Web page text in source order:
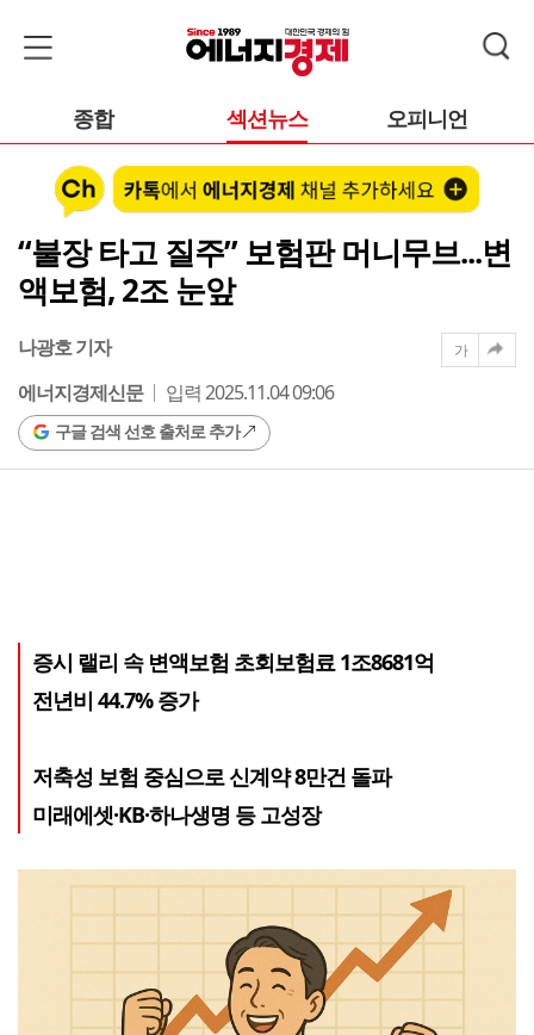
종합 섹션뉴스 오피니언
“불장 타고 질주” 보험판 머니무브...변
액보험, 2조 눈앞
나광호 기자
에너지경제신문
입력 2025.11.04 09:06
구글 검색 선호 출처로 추가
가
증시 랠리 속 변액보험 초회보험료 1조8681억
전년비 44.7% 증가
저축성 보험 중심으로 신계약 8만건 돌파
미래에셋·KB·하나생명 등 고성장